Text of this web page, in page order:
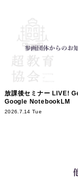
放課後セミナー LIVE!
Google NotebookLM
2026.7.14 Tue